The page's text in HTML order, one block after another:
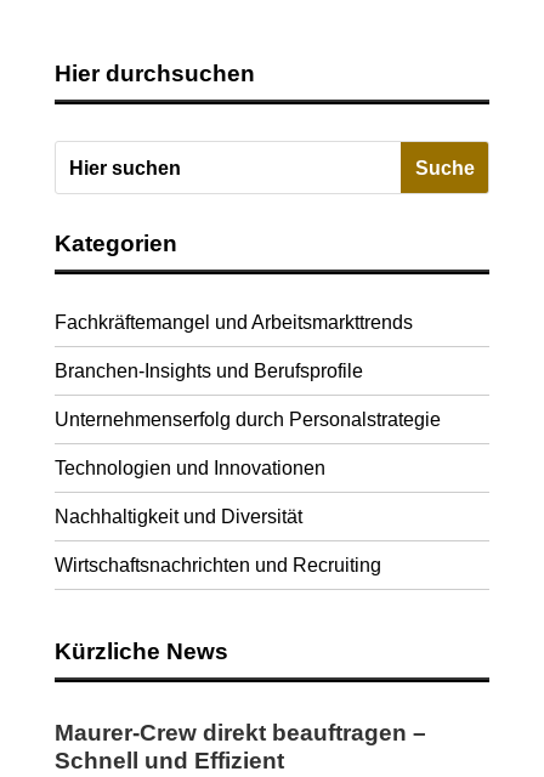
Hier durchsuchen
Kategorien
Fachkräftemangel und Arbeitsmarkttrends
Branchen-Insights und Berufsprofile
Unternehmenserfolg durch Personalstrategie
Technologien und Innovationen
Nachhaltigkeit und Diversität
Wirtschaftsnachrichten und Recruiting
Kürzliche News
Maurer-Crew direkt beauftragen –
Schnell und Effizient